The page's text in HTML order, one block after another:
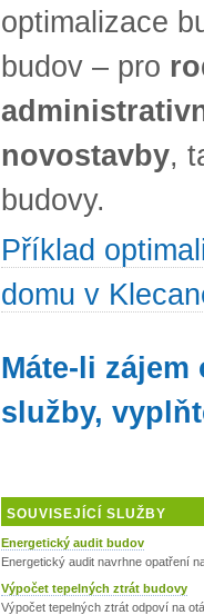
optimalizace
budov – pro
novostavby,
budovy.
Příklad
domu v
Máte-li
služby,
SOUVISEJÍCÍ SLUŽBY
Energetický audit budov
Energetický audit navrhne opatření
Výpočet tepelných ztrát budovy
Výpočet tepelných ztrát odpoví na